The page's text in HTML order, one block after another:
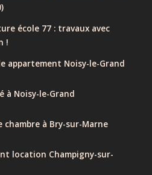
école 77 : travaux avec
!
appartement Noisy-le-Grand
à Noisy-le-Grand
chambre à Bry-sur-Marne
location Champigny-sur-